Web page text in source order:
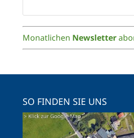
Monatlichen Newsletter
SO FINDEN SIE UNS